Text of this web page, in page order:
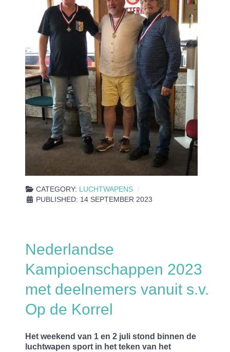
CATEGORY: LUCHTWAPENS
PUBLISHED: 14 SEPTEMBER 2023
Nederlandse
Kampioenschappen 2023
met deelnemers vanuit s.v.
Op de Korrel
Het weekend van 1 en 2 juli stond binnen de
luchtwapen sport in het teken van het